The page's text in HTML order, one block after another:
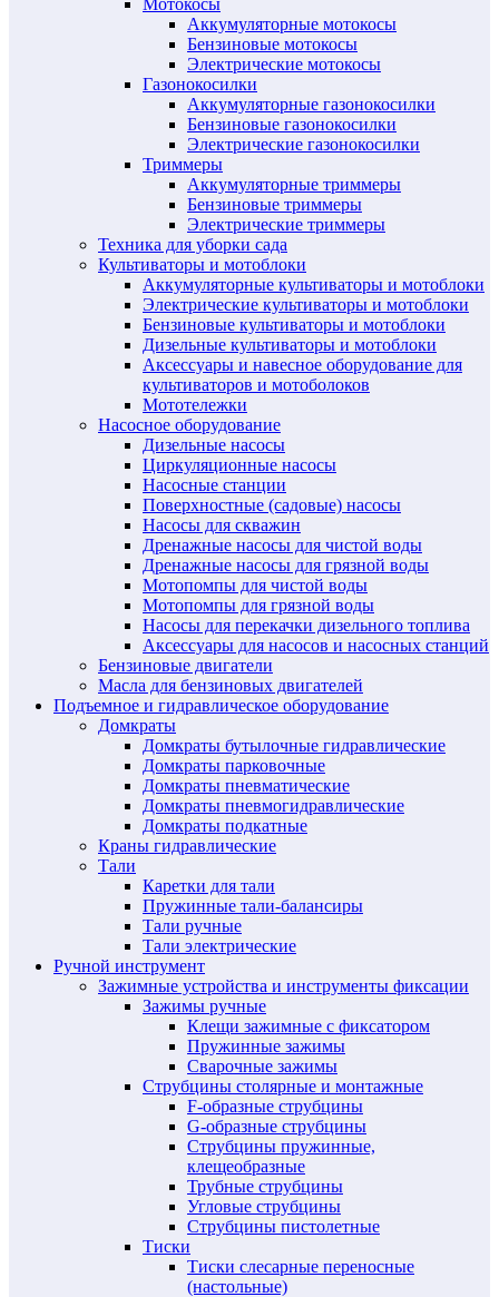
Аккумуляторные мотокосы
Бензиновые мотокосы
Электрические мотокосы
Газонокосилки
Аккумуляторные газонокосилки
Бензиновые газонокосилки
Электрические газонокосилки
Триммеры
Аккумуляторные триммеры
Бензиновые триммеры
Электрические триммеры
Техника для уборки сада
Культиваторы и мотоблоки
Аккумуляторные культиваторы и мотоблоки
Электрические культиваторы и мотоблоки
Бензиновые культиваторы и мотоблоки
Дизельные культиваторы и мотоблоки
Аксессуары и навесное оборудование для
культиваторов и мотоболоков
Мототележки
Насосное оборудование
Дизельные насосы
Циркуляционные насосы
Насосные станции
Поверхностные (садовые) насосы
Насосы для скважин
Дренажные насосы для чистой воды
Дренажные насосы для грязной воды
Мотопомпы для чистой воды
Мотопомпы для грязной воды
Насосы для перекачки дизельного топлива
Аксессуары для насосов и насосных станций
Бензиновые двигатели
Масла для бензиновых двигателей
Подъемное и гидравлическое оборудование
Домкраты
Домкраты бутылочные гидравлические
Домкраты парковочные
Домкраты пневматические
Домкраты пневмогидравлические
Домкраты подкатные
Краны гидравлические
Тали
Каретки для тали
Пружинные тали-балансиры
Тали ручные
Тали электрические
Ручной инструмент
Зажимные устройства и инструменты фиксации
Зажимы ручные
Клещи зажимные с фиксатором
Пружинные зажимы
Сварочные зажимы
Струбцины столярные и монтажные
F-образные струбцины
G-образные струбцины
Струбцины пружинные,
клещеобразные
Трубные струбцины
Угловые струбцины
Струбцины пистолетные
Тиски
Тиски слесарные переносные
(настольные)